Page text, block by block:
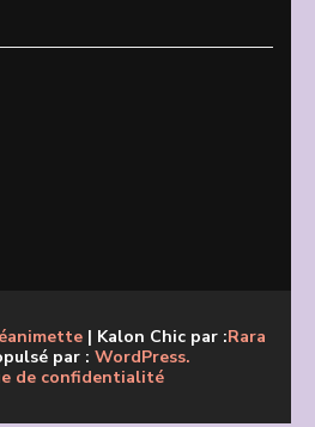
| Kalon Chic par :Rara
par : WordPress.
de confidentialité